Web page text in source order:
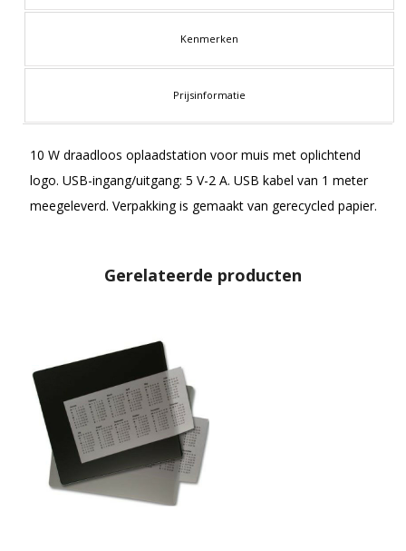
Kenmerken
Prijsinformatie
10 W draadloos oplaadstation voor muis met oplichtend
logo. USB-ingang/uitgang: 5 V-2 A. USB kabel van 1 meter
meegeleverd. Verpakking is gemaakt van gerecycled papier.
Gerelateerde producten